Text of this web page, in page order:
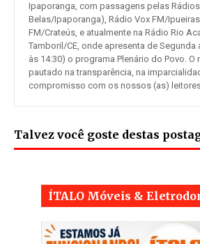
Ipaporanga, com passagens pelas
Belas/Ipaporanga), Rádio Vox FM/
FM/Crateús, e atualmente na Rádio Rio
Tamboril/CE, onde apresenta de Segunda
às 14:30) o programa Plenário do Povo.
pautado na transparência, na
compromisso com os nossos (as)
Talvez você goste destas
ÍTALO Móveis &